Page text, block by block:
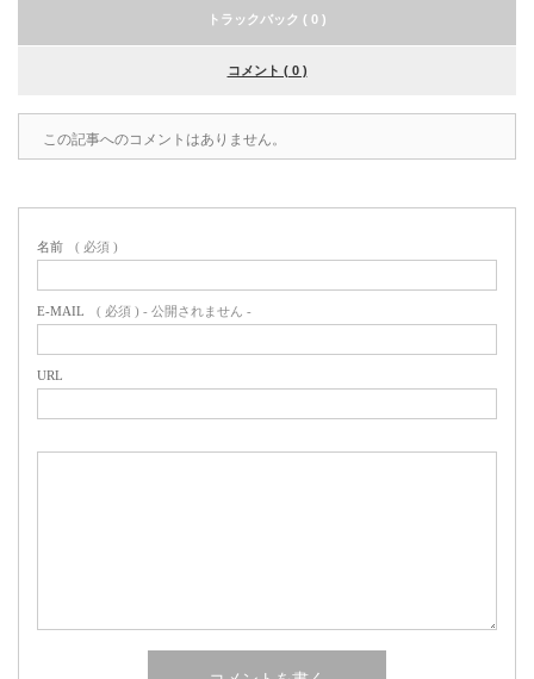
トラックバック ( 0 )
コメント ( 0 )
この記事へのコメントはありません。
名前 ( 必須 )
E-MAIL ( 必須 ) - 公開されません -
URL